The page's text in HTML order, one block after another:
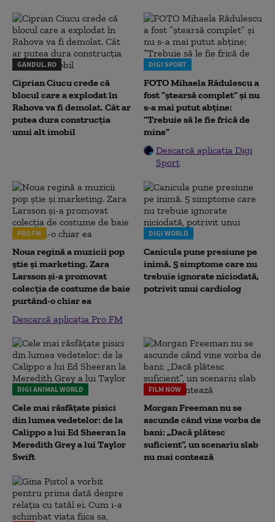
GANDUL.RO
Ciprian Ciucu crede că
blocul care a explodat în
Rahova va fi demolat. Cât ar
putea dura construcția
unui alt imobil
DIGI SPORT
FOTO Mihaela Rădulescu a
fost ”ștearsă complet” și nu
s-a mai putut abține:
”Trebuie să le fie frică de
mine”
Descarcă aplicația Digi
Sport
PRO FM
Noua regină a muzicii pop
știe și marketing. Zara
Larsson și-a promovat
colecția de costume de baie
purtând-o chiar ea
Descarcă aplicația Pro FM
DIGI WORLD
Canicula pune presiune pe
inimă. 5 simptome care nu
trebuie ignorate niciodată,
potrivit unui cardiolog
DIGI ANIMAL WORLD
Cele mai răsfățate pisici
din lumea vedetelor: de la
Calippo a lui Ed Sheeran la
Meredith Grey a lui Taylor
Swift
FILM NOW
Morgan Freeman nu se
ascunde când vine vorba de
bani: „Dacă plătesc
suficient”, un scenariu slab
nu mai contează